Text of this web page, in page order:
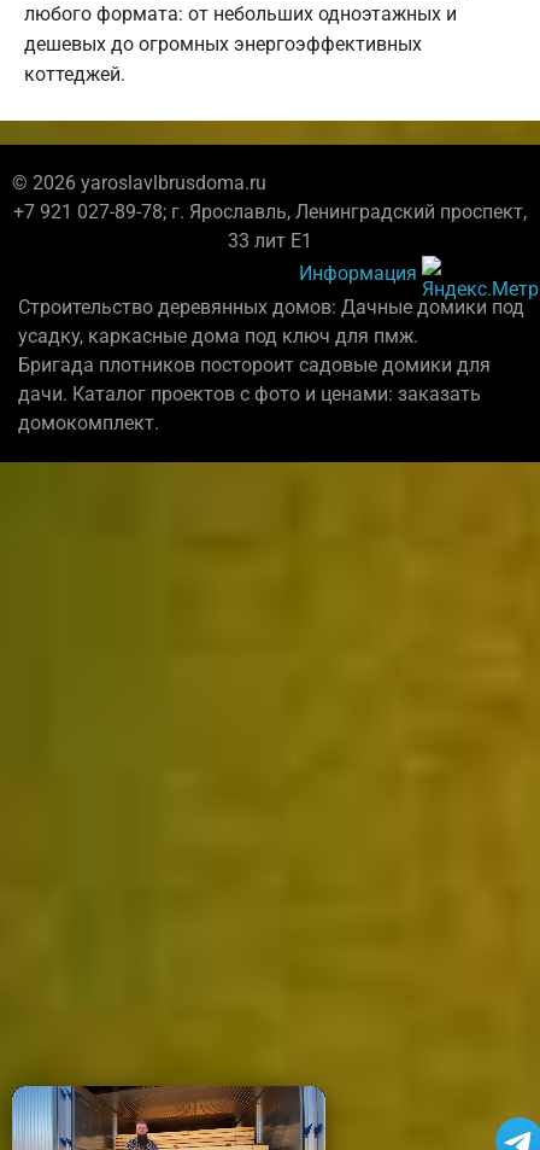
любого формата: от небольших одноэтажных и
дешевых до огромных энергоэффективных
коттеджей.
© 2026 yaroslavlbrusdoma.ru
+7 921 027-89-78; г. Ярославль, Ленинградский проспект,
33 лит Е1
Информация
Строительство деревянных домов: Дачные домики под
усадку, каркасные дома под ключ для пмж.
Бригада плотников постороит садовые домики для
дачи. Каталог проектов с фото и ценами: заказать
домокомплект.